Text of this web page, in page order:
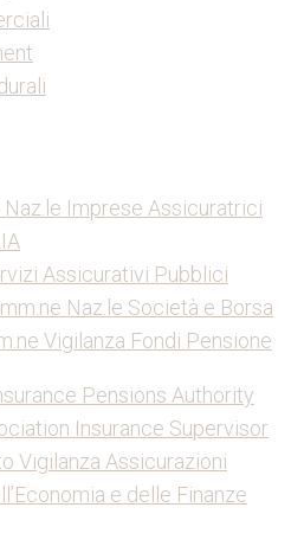
Naz.le Imprese Assicuratrici
Assicurativi Pubblici
Naz.le Società e Borsa
Vigilanza Fondi Pensione
Pensions Authority
Insurance Supervisor
Vigilanza Assicurazioni
e delle Finanze